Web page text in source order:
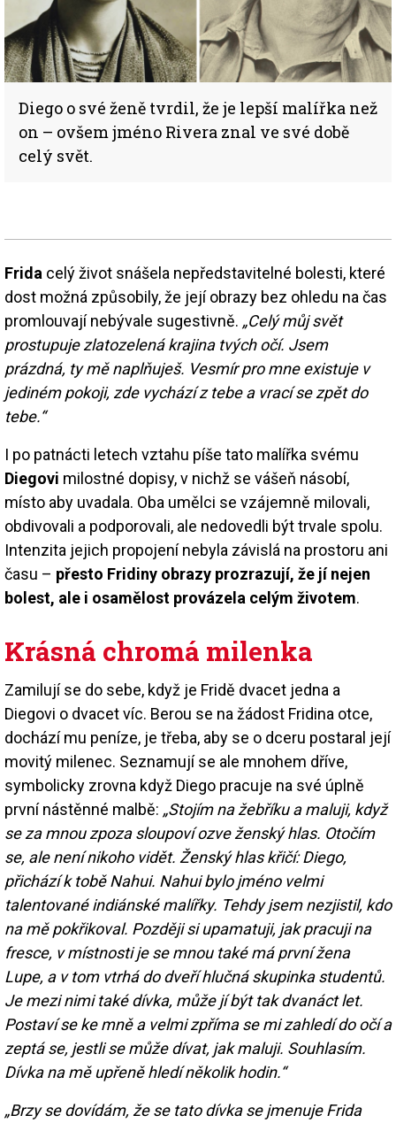
Diego o své ženě tvrdil, že je lepší malířka než
on – ovšem jméno Rivera znal ve své době
celý svět.
Frida celý život snášela nepředstavitelné bolesti, které
dost možná způsobily, že její obrazy bez ohledu na čas
promlouvají nebývale sugestivně. „Celý můj svět
prostupuje zlatozelená krajina tvých očí. Jsem
prázdná, ty mě naplňuješ. Vesmír pro mne existuje v
jediném pokoji, zde vychází z tebe a vrací se zpět do
tebe.“
I po patnácti letech vztahu píše tato malířka svému
Diegovi milostné dopisy, v nichž se vášeň násobí,
místo aby uvadala. Oba umělci se vzájemně milovali,
obdivovali a podporovali, ale nedovedli být trvale spolu.
Intenzita jejich propojení nebyla závislá na prostoru ani
času – přesto Fridiny obrazy prozrazují, že jí nejen
bolest, ale i osamělost provázela celým životem.
Krásná chromá milenka
Zamilují se do sebe, když je Fridě dvacet jedna a
Diegovi o dvacet víc. Berou se na žádost Fridina otce,
dochází mu peníze, je třeba, aby se o dceru postaral její
movitý milenec. Seznamují se ale mnohem dříve,
symbolicky zrovna když Diego pracuje na své úplně
první nástěnné malbě: „Stojím na žebříku a maluji, když
se za mnou zpoza sloupoví ozve ženský hlas. Otočím
se, ale není nikoho vidět. Ženský hlas křičí: Diego,
přichází k tobě Nahui. Nahui bylo jméno velmi
talentované indiánské malířky. Tehdy jsem nezjistil, kdo
na mě pokřikoval. Později si upamatuji, jak pracuji na
fresce, v místnosti je se mnou také má první žena
Lupe, a v tom vtrhá do dveří hlučná skupinka studentů.
Je mezi nimi také dívka, může jí být tak dvanáct let.
Postaví se ke mně a velmi zpříma se mi zahledí do očí a
zeptá se, jestli se může dívat, jak maluji. Souhlasím.
Dívka na mě upřeně hledí několik hodin.“
„Brzy se dovídám, že se tato dívka se jmenuje Frida